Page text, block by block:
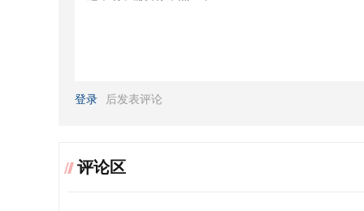
登录 后发表评论
评论区